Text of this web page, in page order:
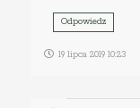
Odpowiedz
19 lipca 2019 10:23